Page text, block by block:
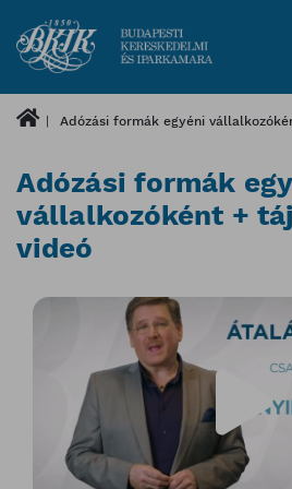
Adózási formák egyéni
Adózási formák
vállalkozóként +
videó